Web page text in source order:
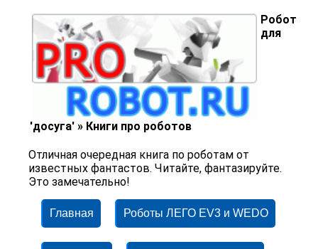
Робот
для
'досуга' » Книги про роботов
Отличная очередная книга по роботам от
известных фантастов. Читайте, фантазируйте.
Это замечательно!
Главная Роботы ЛЕГО EV3 и WEDO